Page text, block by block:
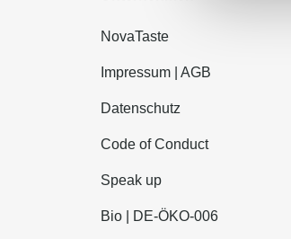
NovaTaste
Impressum | AGB
Datenschutz
Code of Conduct
Speak up
Bio | DE-ÖKO-006